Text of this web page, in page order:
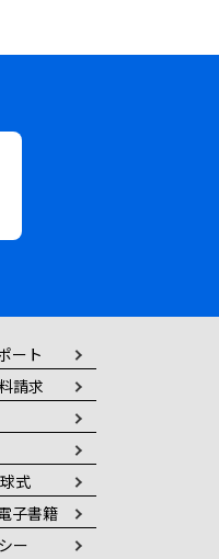
ート
請求
式
子書籍
ー